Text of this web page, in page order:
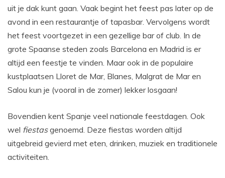
uit je dak kunt gaan. Vaak begint het feest pas later op de
avond in een restaurantje of tapasbar. Vervolgens wordt
het feest voortgezet in een gezellige bar of club. In de
grote Spaanse steden zoals Barcelona en Madrid is er
altijd een feestje te vinden. Maar ook in de populaire
kustplaatsen Lloret de Mar, Blanes, Malgrat de Mar en
Salou kun je (vooral in de zomer) lekker losgaan!
Bovendien kent Spanje veel nationale feestdagen. Ook
wel fiestasgenoemd. Deze fiestas worden altijd
uitgebreid gevierd met eten, drinken, muziek en traditionele
activiteiten.